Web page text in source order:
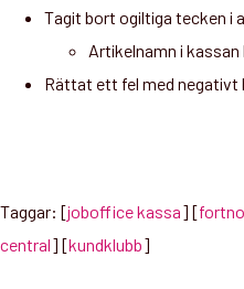
Tagit bort ogiltiga tecken i
Artikelnamn i
Rättat ett fel med negativt
Taggar: [joboffice kassa] [
central] [kundklubb]